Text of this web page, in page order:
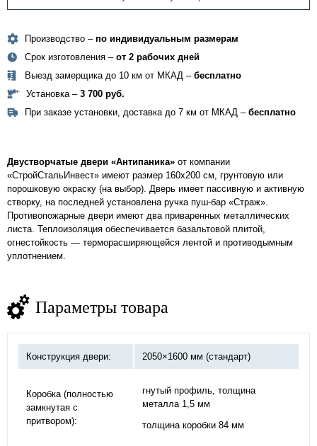
Производство – по индивидуальным размерам
Срок изготовления – от 2 рабочих дней
Выезд замерщика до 10 км от МКАД – бесплатно
Установка – 3 700 руб.
При заказе установки, доставка до 7 км от МКАД – бесплатно
Двустворчатые двери «Антипаника» от компании
«СтройСтальИнвест» имеют размер 160х200 см, грунтовую или
порошковую окраску (на выбор). Дверь имеет пассивную и активную
створку, на последней установлена ручка пуш-бар «Страж».
Противопожарные двери имеют два приваренных металлических
листа. Теплоизоляция обеспечивается базальтовой плитой,
огнестойкость — терморасширяющейся лентой и противодымным
уплотнением.
Параметры товара
Конструкция двери: 2050×1600 мм (стандарт)
Коробка (полностью
замкнутая с
притвором):
гнутый профиль, толщина
металла 1,5 мм
толщина коробки 84 мм